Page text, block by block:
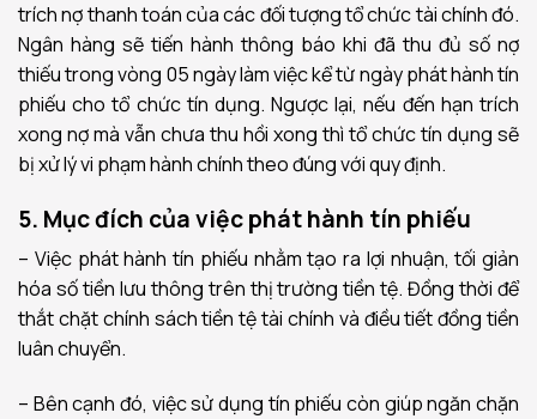
trích nợ thanh toán của các đối tượng tổ chức tài chính đó.
Ngân hàng sẽ tiến hành thông báo khi đã thu đủ số nợ
thiếu trong vòng 05 ngày làm việc kể từ ngày phát hành tín
phiếu cho tổ chức tín dụng. Ngược lại, nếu đến hạn trích
xong nợ mà vẫn chưa thu hồi xong thì tổ chức tín dụng sẽ
bị xử lý vi phạm hành chính theo đúng với quy định.
5. Mục đích của việc phát hành tín phiếu
– Việc phát hành tín phiếu nhằm tạo ra lợi nhuận, tối giản
hóa số tiền lưu thông trên thị trường tiền tệ. Đồng thời để
thắt chặt chính sách tiền tệ tài chính và điều tiết đồng tiền
luân chuyển.
– Bên cạnh đó, việc sử dụng tín phiếu còn giúp ngăn chặn